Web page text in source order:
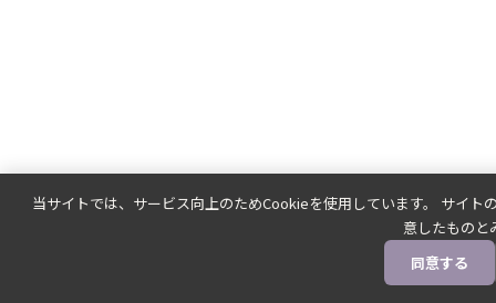
当サイトでは、サービス向上のためCookieを使用しています。 サイト
意したものと
同意する